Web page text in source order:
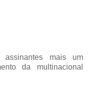
mais um
da multinacional